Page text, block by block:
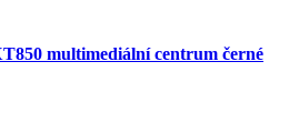
multimediální centrum černé